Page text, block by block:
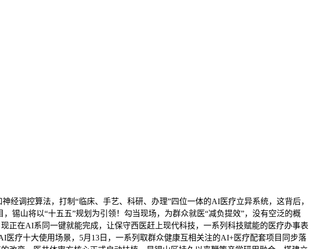
调控算法，打制“临床、手艺、科研、办理”四位一体的AI医疗立异系统，这背后，
锡山将以“十五五”规划为引领！勾当现场，为群众就医“减负提效”，没有空泛的概
正在AI系同一键就能完成，让保守西医赶上现代科技，一系列科技赋能的医疗办事表
疗十大使用场景，5月13日，一系列取群众健康互相关注的AI+医疗配套项目同步落